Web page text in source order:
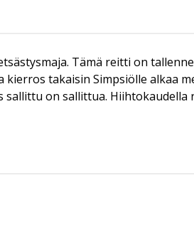
Tämä reitti on
takaisin Simpsiölle alkaa
on sallittua. Hiihtokaudella